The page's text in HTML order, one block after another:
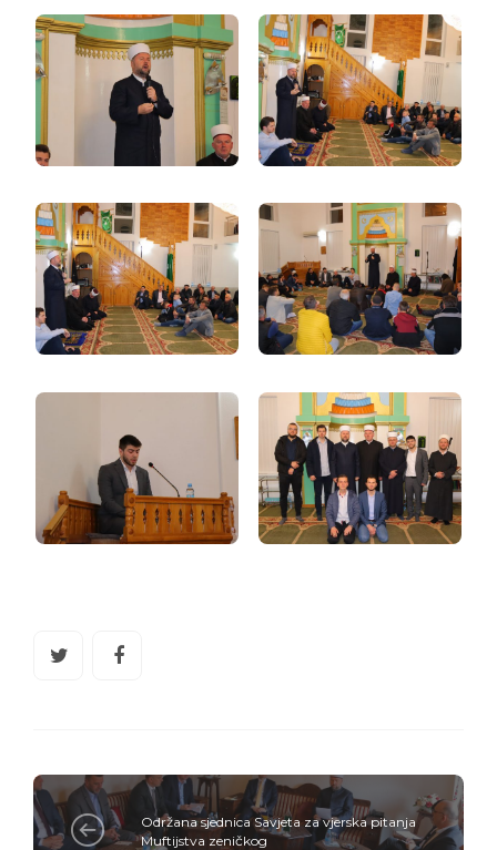
Održana sjednica Savjeta za vjerska pitanja
Muftijstva zeničkog